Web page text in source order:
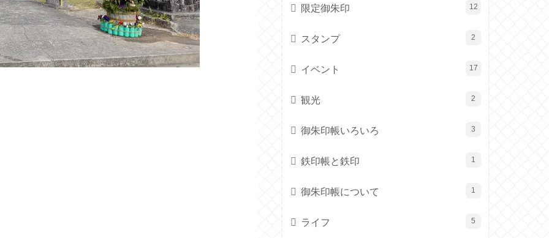
限定御朱印 12
スタンプ 2
イベント 17
観光 2
御朱印帳いろいろ 3
鉄印帳と鉄印 1
御朱印帳について 1
ライフ 5